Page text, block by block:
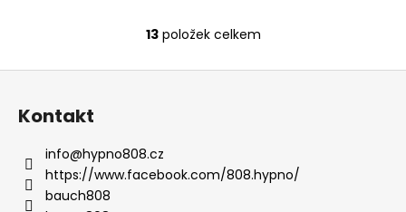
O
v
í
13položek celkem
Kontakt
info@hypno808.cz
https://www.facebook.com/808.hypno/
bauch808